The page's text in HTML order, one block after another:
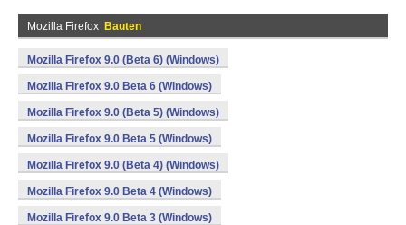
Mozilla Firefox Bauten
Mozilla Firefox 9.0 (Beta 6) (Windows)
Mozilla Firefox 9.0 Beta 6 (Windows)
Mozilla Firefox 9.0 (Beta 5) (Windows)
Mozilla Firefox 9.0 Beta 5 (Windows)
Mozilla Firefox 9.0 (Beta 4) (Windows)
Mozilla Firefox 9.0 Beta 4 (Windows)
Mozilla Firefox 9.0 Beta 3 (Windows)